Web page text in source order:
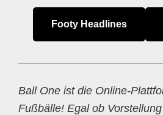
Footy Headlines
Ball One ist die Online-
Fußbälle! Egal ob